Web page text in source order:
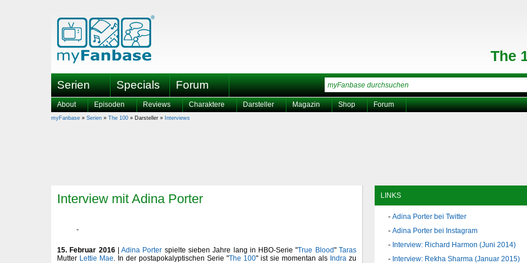
The
Serien Specials Forum
About Episoden Reviews Charaktere Darsteller Magazin Shop Forum
myFanbase » Serien » The 100 » Darsteller » Interviews
Interview mit Adina Porter
15. Februar 2016|Adina Porter spielte sieben Jahre lang in HBO-Serie "True Blood"Taras
Mutter Lettie Mae. In der postapokalyptischen Serie "The 100" ist sie momentan als Indra zu
LINKS
Adina Porter bei Twitter
Adina Porter bei Instagram
Interview: Richard Harmon (Juni 2014)
Interview: Rekha Sharma (Januar 2015)